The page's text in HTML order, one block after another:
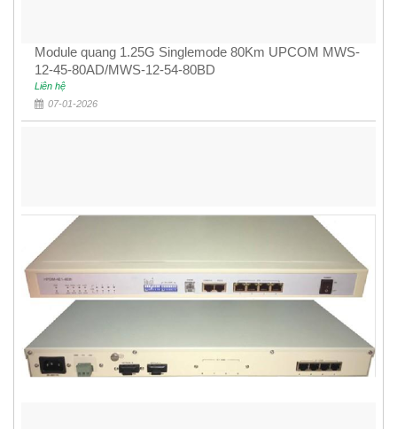
Module quang 1.25G Singlemode 80Km UPCOM MWS-
12-45-80AD/MWS-12-54-80BD
Liên hệ
07-01-2026